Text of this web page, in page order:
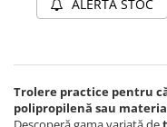
ALERTA STOC
Trolere practice pentru
polipropilenă sau